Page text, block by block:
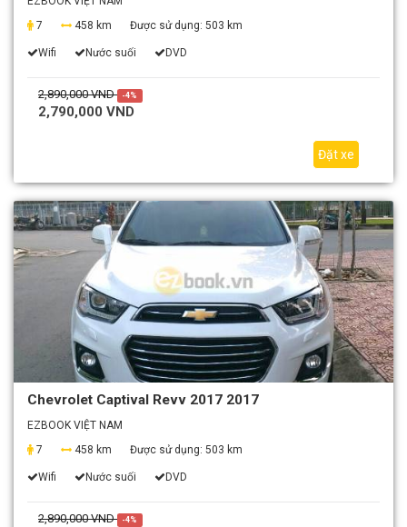
7
458 km Được sử dụng: 503 km
Wifi Nước suối DVD
2,890,000 VND -4%
2,790,000 VND
Đặt xe
Chevrolet Captival Revv 2017 2017
EZBOOK VIỆT NAM
7
458 km Được sử dụng: 503 km
Wifi Nước suối DVD
2,890,000 VND -4%